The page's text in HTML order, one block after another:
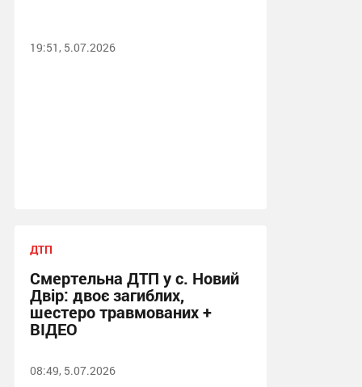
19:51, 5.07.2026
ДТП
Смертельна ДТП у с. Новий
Двір: двоє загиблих,
шестеро травмованих +
ВІДЕО
08:49, 5.07.2026